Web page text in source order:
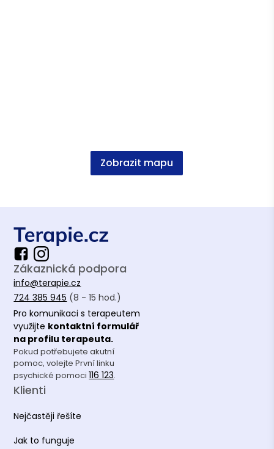
Zobrazit mapu
Zákaznická podpora
info@terapie.cz
724 385 945 (8 - 15 hod.)
Pro komunikaci s terapeutem
využijte kontaktní formulář
na profilu terapeuta.
Pokud potřebujete akutní
pomoc, volejte První linku
psychické pomoci116 123.
Klienti
Nejčastěji řešíte
Jak to funguje